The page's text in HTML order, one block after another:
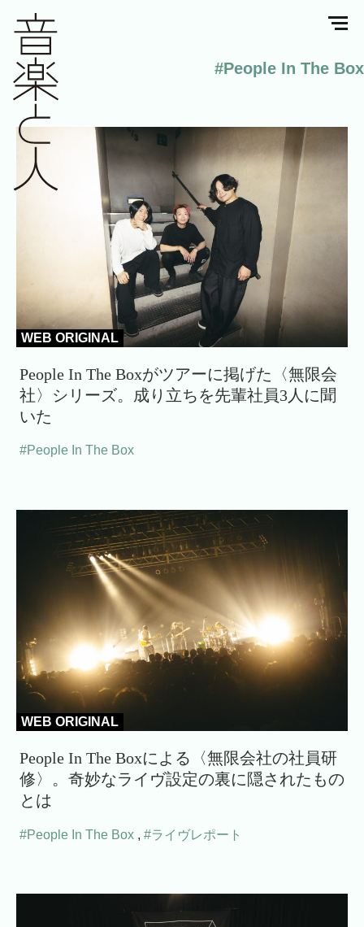
#People In The Box
WEB ORIGINAL
People In The Boxがツアーに掲げた〈無限会
社〉シリーズ。成り立ちを先輩社員3人に聞
いた
#People In The Box
WEB ORIGINAL
People In The Boxによる〈無限会社の社員研
修〉。奇妙なライヴ設定の裏に隠されたもの
とは
#People In The Box , #ライヴレポート